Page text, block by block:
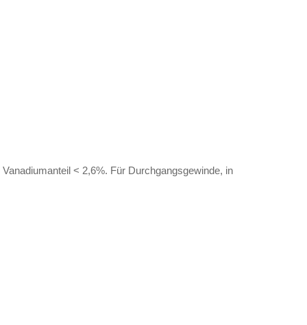
< 2,6%. Für Durchgangsgewinde, in